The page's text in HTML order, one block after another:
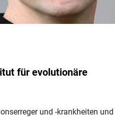
für evolutionäre
und -krankheiten